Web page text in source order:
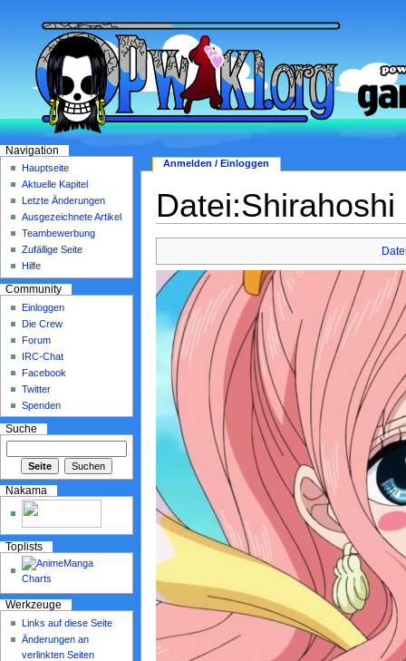
Datei:Shirahoshi
Anmelden / Einloggen
Navigation
Hauptseite
Aktuelle Kapitel
Letzte Änderungen
Ausgezeichnete Artikel
Teambewerbung
Zufällige Seite
Hilfe
Community
Einloggen
Die Crew
Forum
IRC-Chat
Facebook
Twitter
Spenden
Suche
Nakama
Toplists
Werkzeuge
Links auf diese Seite
Änderungen an
verlinkten Seiten